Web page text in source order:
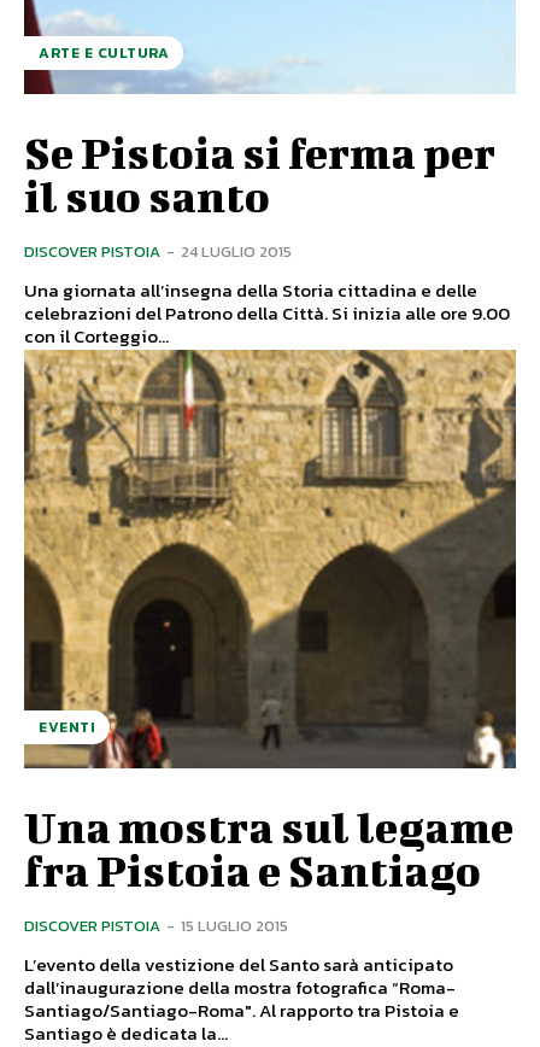
ARTE E CULTURA
Se Pistoia si ferma per
il suo santo
DISCOVER PISTOIA - 24 LUGLIO 2015
Una giornata all’insegna della Storia cittadina e delle
celebrazioni del Patrono della Città. Si inizia alle ore 9.00
con il Corteggio...
EVENTI
Una mostra sul legame
fra Pistoia e Santiago
DISCOVER PISTOIA - 15 LUGLIO 2015
L’evento della vestizione del Santo sarà anticipato
dall’inaugurazione della mostra fotografica “Roma-
Santiago/Santiago-Roma". Al rapporto tra Pistoia e
Santiago è dedicata la...